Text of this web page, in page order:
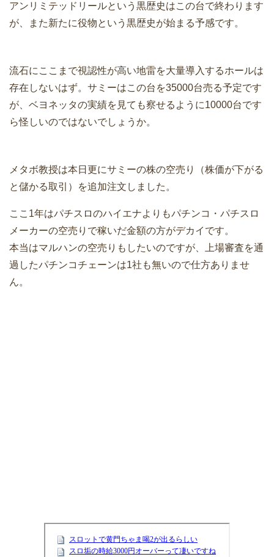
アンリミテッドリールという黒歴史はこの台で終わります
が、また新たに役物という黒歴史が始まる予感です。
流石にここまで視認性が高い地雷を大量導入するホールは
存在しないはず。サミーはこの台を35000台売る予定です
が、ベヨネッタの実績を見ても察せるように10000台です
ら怪しいのではないでしょうか。
メタボ教授は本日更にサミーの株の空売り（株価が下がる
と儲かる取引）を追加注文しました。
ここ1年はパチスロのハイエナよりもパチンコ・パチスロ
メーカーの空売りで稼いだ金額の方がデカイです。
本当はマルハンの空売りもしたいのですが、上場審査を通
過したパチンコチェーンは1社も無いので仕方ありませ
ん。